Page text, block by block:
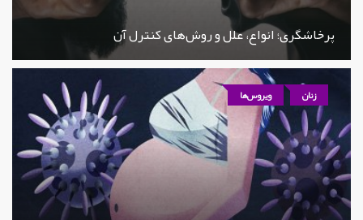
پرخاشگری؛ انواع، علل و روش‌های کنترل آن
زنان ویروس‌ها